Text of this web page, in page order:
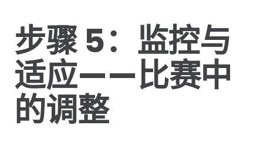
步骤 5：监控与
适应——比赛中
的调整